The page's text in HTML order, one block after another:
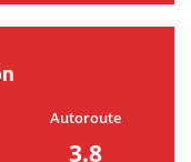
Autoroute
3.8